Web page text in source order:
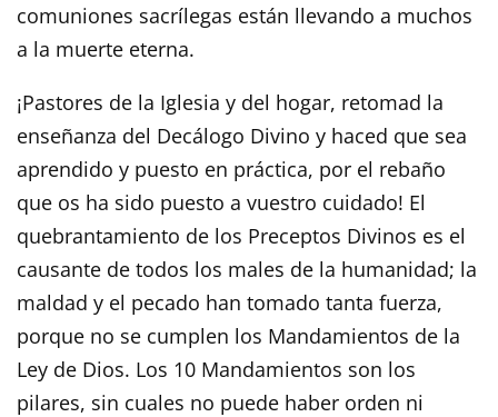
comuniones sacrílegas están llevando a muchos
a la muerte eterna.
¡Pastores de la Iglesia y del hogar, retomad la
enseñanza del Decálogo Divino y haced que sea
aprendido y puesto en práctica, por el rebaño
que os ha sido puesto a vuestro cuidado! El
quebrantamiento de los Preceptos Divinos es el
causante de todos los males de la humanidad; la
maldad y el pecado han tomado tanta fuerza,
porque no se cumplen los Mandamientos de la
Ley de Dios. Los 10 Mandamientos son los
pilares, sin cuales no puede haber orden ni